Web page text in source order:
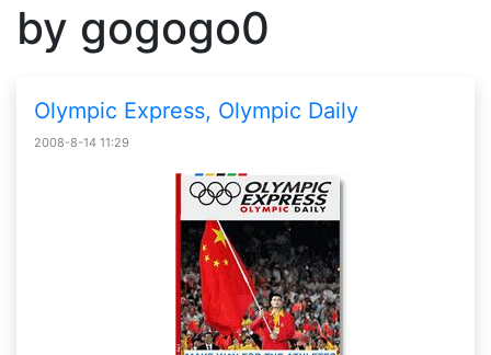
by gogogo0
Olympic Express, Olympic Daily
2008-8-14 11:29